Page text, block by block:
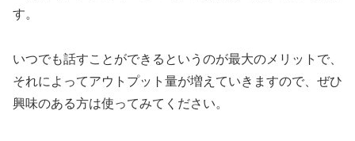
す。
いつでも話すことができるというのが最大のメリットで、
それによってアウトプット量が増えていきますので、ぜひ
興味のある方は使ってみてください。